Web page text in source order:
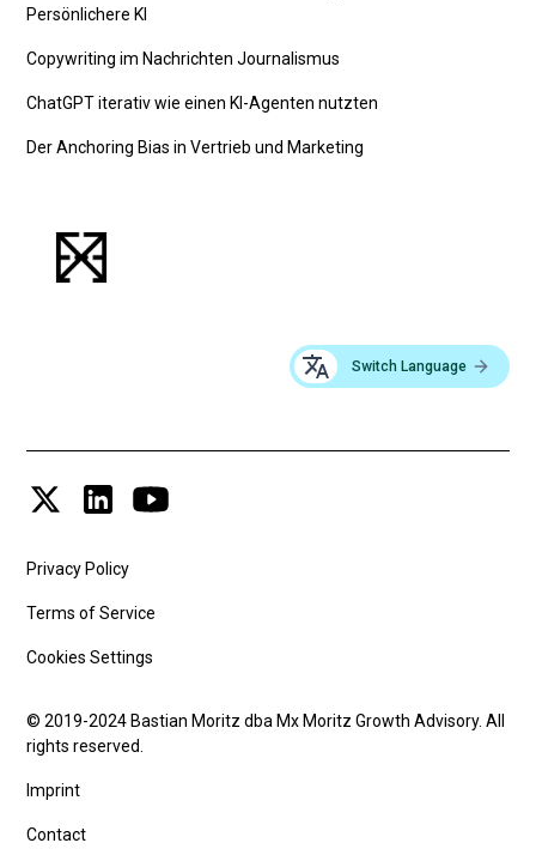
Persönlichere KI
Copywriting im Nachrichten Journalismus
ChatGPT iterativ wie einen KI-Agenten nutzten
Der Anchoring Bias in Vertrieb und Marketing
Switch Language
© 2019-2024 Bastian Moritz dba Mx Moritz Growth Advisory. All
rights reserved.
Privacy Policy
Terms of Service
Cookies Settings
Imprint
Contact